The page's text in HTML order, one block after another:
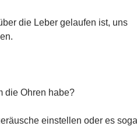
die Leber gelaufen ist, uns
die Ohren habe?
einstellen oder es